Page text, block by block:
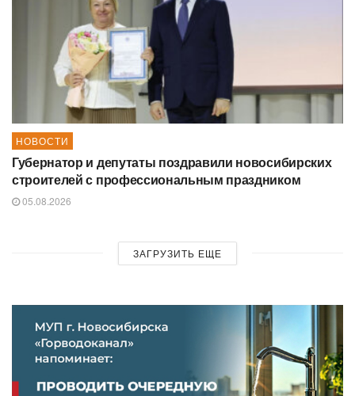
НОВОСТИ
Губернатор и депутаты поздравили новосибирских
строителей с профессиональным праздником
05.08.2026
ЗАГРУЗИТЬ ЕЩЕ